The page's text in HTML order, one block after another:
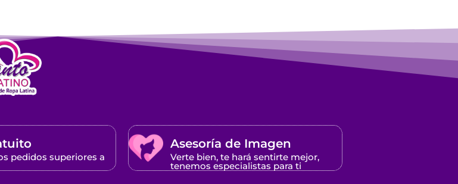
pedidos superiores a
Asesoría de Imagen
Verte bien, te hará sentirte mejor,
tenemos especialistas para ti